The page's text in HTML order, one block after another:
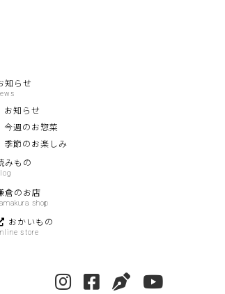
知らせ
お知らせ
今週のお惣菜
季節のお楽しみ
みもの
倉のお店
おかいもの